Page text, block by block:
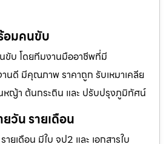
อมคนขับ
ขับ โดยทีมงานมืออาชีพที่มี
นดี มีคุณภาพ ราคาถูก รับเหมาเคลีย
ญ้า ต้นกระถิน และ ปรับปรุงภูมิทัศน์
ยวัน รายเดือน
ายเดือน มีใบ จป2 และ เอกสารใบ